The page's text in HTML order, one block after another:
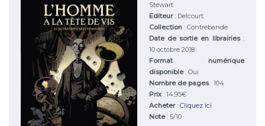
Stewart
Editeur: Delcourt
Collection : Contrebande
Date de sortie en librairies :
10 octobre 2018
Format numérique
disponible: Oui
Nombre de pages: 104
Prix: 14,95€
Acheter: Cliquez ici
Note: 5/10